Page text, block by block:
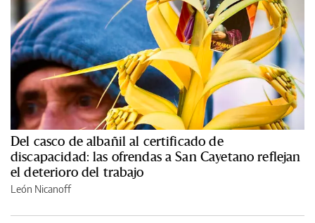
Del casco de albañil al certificado de
discapacidad: las ofrendas a San Cayetano reflejan
el deterioro del trabajo
León Nicanoff